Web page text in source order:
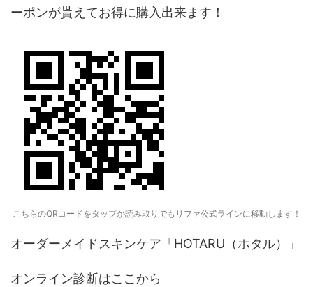
ーポンが貰えてお得に購入出来ます！
こちらのQRコードをタップか読み取りでもリファ公式ラインに移動します！
オーダーメイドスキンケア「HOTARU（ホタル）」
オンライン診断はここから